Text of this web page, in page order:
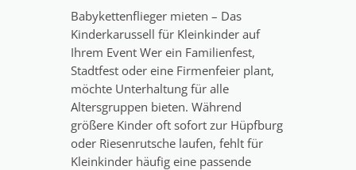
Babykettenflieger mieten – Das
Kinderkarussell für Kleinkinder auf
Ihrem Event Wer ein Familienfest,
Stadtfest oder eine Firmenfeier plant,
möchte Unterhaltung für alle
Altersgruppen bieten. Während
größere Kinder oft sofort zur Hüpfburg
oder Riesenrutsche laufen, fehlt für
Kleinkinder häufig eine passende